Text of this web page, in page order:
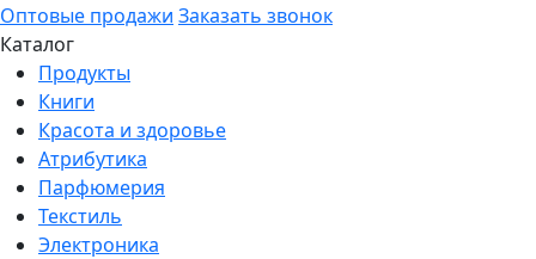
Оптовые продажи Заказать звонок
Каталог
Продукты
Книги
Красота и здоровье
Атрибутика
Парфюмерия
Текстиль
Электроника